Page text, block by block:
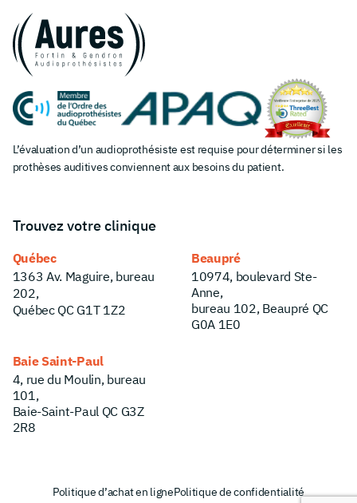
L’évaluation d’un audioprothésiste est requise pour déterminer si les
prothèses auditives conviennent aux besoins du patient.
Trouvez votre clinique
Québec
1363 Av. Maguire, bureau
202,
Québec QC G1T 1Z2
Beaupré
10974, boulevard Ste-
Anne,
bureau 102, Beaupré QC
G0A 1E0
Baie Saint-Paul
4, rue du Moulin, bureau
101,
Baie-Saint-Paul QC G3Z
2R8
Politique d’achat en lignePolitique de confidentialité